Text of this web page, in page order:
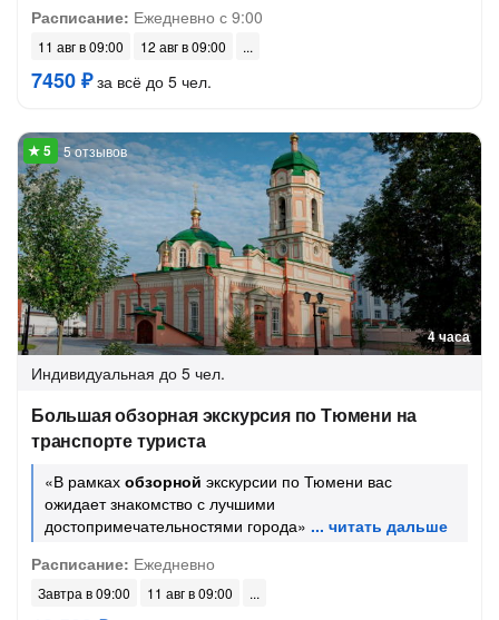
Расписание: Ежедневно с 9:00
11 авг в 09:00 12 авг в 09:00
7450 ₽за всё до 5 чел.
4 часа
5 отзывов
Индивидуальная до 5 чел.
Большая обзорная экскурсия по Тюмени на
транспорте туриста
«В рамках обзорной экскурсии по Тюмени вас
ожидает знакомство с лучшими
достопримечательностями города»
Расписание: Ежедневно
Завтра в 09:00 11 авг в 09:00